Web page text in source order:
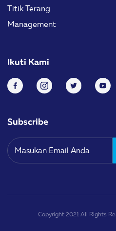
Titik Terang
Management
Ikuti Kami
Subscribe
Copyright 2021 All Rights